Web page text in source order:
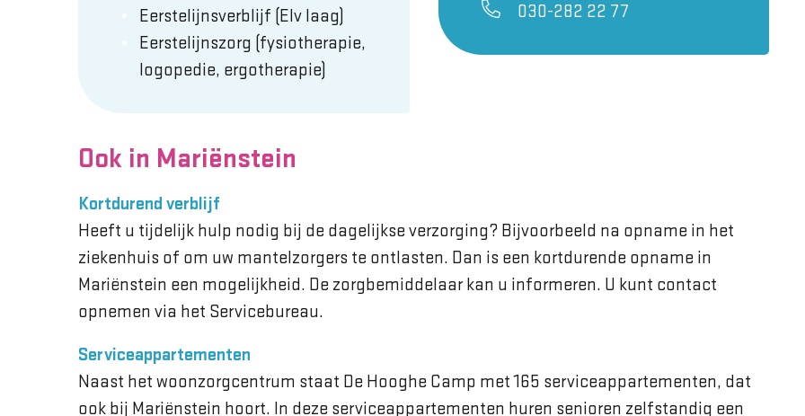
Eerstelijnsverblijf (Elv laag)
Eerstelijnszorg (fysiotherapie,
logopedie, ergotherapie)
030-282 22 77
Ook in Mariënstein
Kortdurend verblijf
Heeft u tijdelijk hulp nodig bij de dagelijkse verzorging? Bijvoorbeeld na opname in het
ziekenhuis of om uw mantelzorgers te ontlasten. Dan is een kortdurende opname in
Mariënstein een mogelijkheid. De zorgbemiddelaar kan u informeren. U kunt contact
opnemen via het Servicebureau.
Serviceappartementen
Naast het woonzorgcentrum staat De Hooghe Camp met 165 serviceappartementen, dat
ook bij Mariënstein hoort. In deze serviceappartementen huren senioren zelfstandig een